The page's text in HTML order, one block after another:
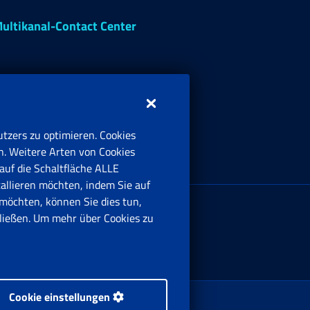
Contact Center
Ciro il Grande, 21
Roma
zu optimieren. Cookies
Weitere Arten von Cookies
die Schaltfläche ALLE
möchten, indem Sie auf
können Sie dies tun,
Um mehr über Cookies zu
Cookie einstellungen